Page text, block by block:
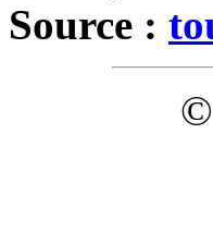
Source :
©